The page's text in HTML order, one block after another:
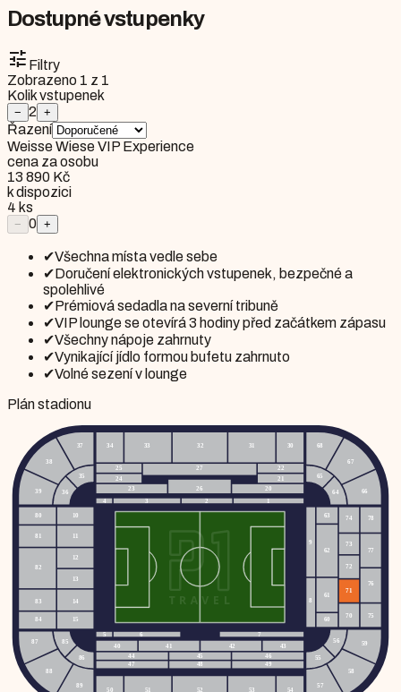
Dostupné vstupenky
tune Filtry
Zobrazeno 1 z 1
Kolik vstupenek
− 2 +
Řazení
Weisse Wiese VIP Experience
cena za osobu
13 890 Kč
k dispozici
4 ks
− 0 +
✔Všechna místa vedle sebe
✔Doručení elektronických vstupenek, bezpečné a
spolehlivé
✔Prémiová sedadla na severní tribuně
✔VIP lounge se otevírá 3 hodiny před začátkem zápasu
✔Všechny nápoje zahrnuty
✔Vynikající jídlo formou bufetu zahrnuto
✔Volné sezení v lounge
Plán stadionu